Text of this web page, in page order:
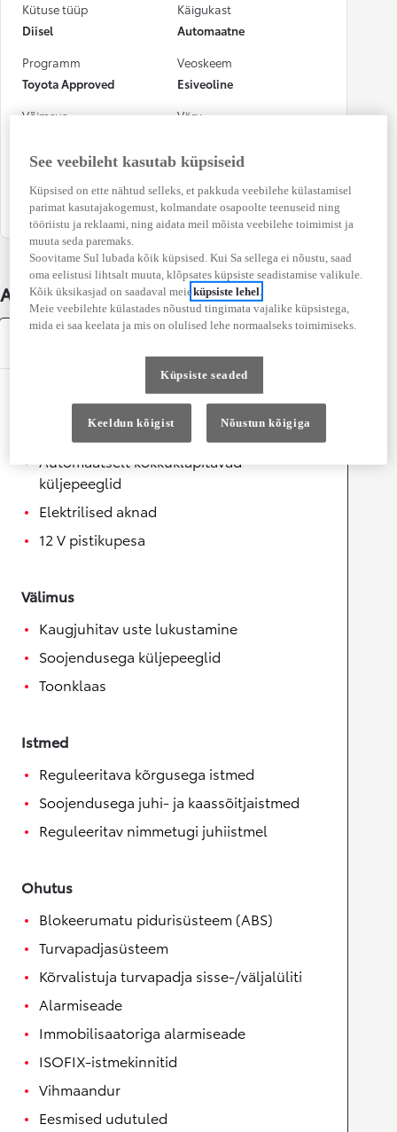
Kütuse tüüp
Diisel
Käigukast
Automaatne
Programm
Toyota Approved
Veoskeem
Esiveoline
Võimsus
Värv
Numbrimärk
NL5300
Osalenud
kindlustusjuhtumis
Ei
Auto üksikasjad
Mugavus
Elektrilised küljepeeglid
Automaatselt kokkuklapitavad
küljepeeglid
Elektrilised aknad
12 V pistikupesa
Välimus
Kaugjuhitav uste lukustamine
Soojendusega küljepeeglid
Toonklaas
Istmed
Reguleeritava kõrgusega istmed
Soojendusega juhi- ja kaassõitjaistmed
Reguleeritav nimmetugi juhiistmel
Ohutus
Blokeerumatu pidurisüsteem (ABS)
Turvapadjasüsteem
Kõrvalistuja turvapadja sisse-/väljalüliti
Alarmiseade
Immobilisaatoriga alarmiseade
ISOFIX-istmekinnitid
Vihmaandur
Eesmised udutuled
See veebileht kasutab küpsiseid
Küpsised on ette nähtud selleks, et pakkuda veebilehe külastamisel
parimat kasutajakogemust, kolmandate osapoolte teenuseid ning
tööriistu ja reklaami, ning aidata meil mõista veebilehe toimimist ja
muuta seda paremaks.
Soovitame Sul lubada kõik küpsised. Kui Sa sellega ei nõustu, saad
oma eelistusi lihtsalt muuta, klõpsates küpsiste seadistamise valikule.
Kõik üksikasjad on saadaval meieküpsiste lehel.
Meie veebilehte külastades nõustud tingimata vajalike küpsistega,
mida ei saa keelata ja mis on olulised lehe normaalseks toimimiseks.
Küpsiste seaded
Keeldun kõigist Nõustun kõigiga